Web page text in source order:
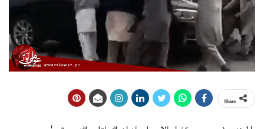
راولپنڊي (ويب ڊيسڪ) اڊيالا جيل ٻاهران اڻڄاتل ماڻهن بشريٰ بي بي جي